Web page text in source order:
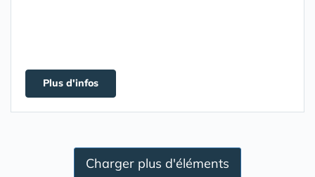
Plus d'infos
Charger plus d'éléments